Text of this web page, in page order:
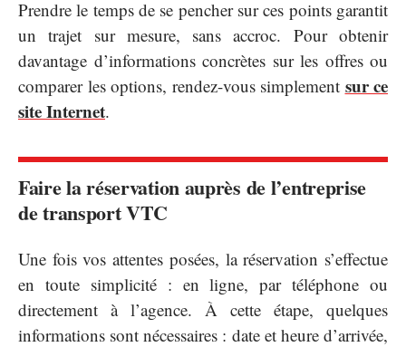
Prendre le temps de se pencher sur ces points garantit
un trajet sur mesure, sans accroc. Pour obtenir
davantage d’informations concrètes sur les offres ou
comparer les options, rendez-vous simplement sur ce
site Internet.
Faire la réservation auprès de l’entreprise
de transport VTC
Une fois vos attentes posées, la réservation s’effectue
en toute simplicité : en ligne, par téléphone ou
directement à l’agence. À cette étape, quelques
informations sont nécessaires : date et heure d’arrivée,